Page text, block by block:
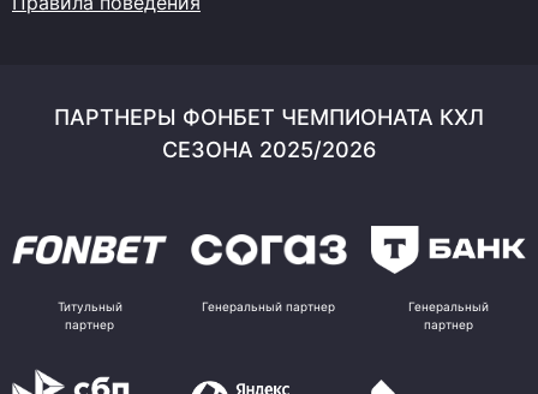
ПАРТНЕРЫ ФОНБЕТ ЧЕМПИОНАТА КХЛ
СЕЗОНА 2025/2026
Титульный
партнер
Генеральный партнер
Генеральный
партнер